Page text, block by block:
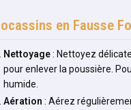
en Fausse
Nettoyage: Nettoyez
pour enlever la poussière.
humide.
Aération : Aérez